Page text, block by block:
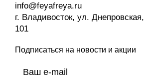
info@feyafreya.ru
г. Владивосток, ул. Днепровская,
101
Подписаться на новости и акции